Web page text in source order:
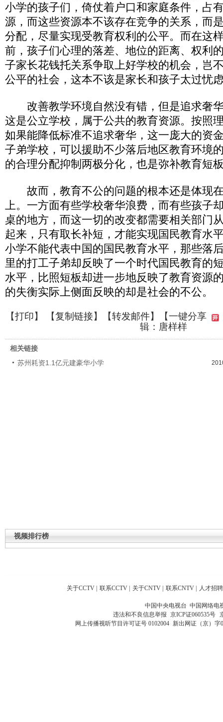
小学的孩子们，倚仗着户口和家庭条件，占
源，而这些资源本不该存在竞争的关系，而
分配，尽量实现受教育权利的公平。而在这
前，孩子们心理的落差、地位的距离、权利
子家长花钱托关系争取上好学校的机会，岂
公平的社会，这本不该是家长和孩子太过忧
改善教学环境自然没有错，但是追求奢
这是公立学校，属于公共的教育资源。按照
如果能降低标准不追求奢华，这一庞大的资
子弟学校，可以援助不少落后地区教育环境
的合理分配抑制两极分化，也是弥补教育短
故而，教育不公的问题的根本还是体现
上。一方面有些学校奢华浪费，而有些孩子
桌的地方，而这一切的改变都需要相关部门
起来，只有取长补短，才能实现国民教育水
小学不能代表中国的国民教育水平，那些落
里的打工子弟却反映了一个时代国民教育的
水平，比照短板却进一步地反映了教育资源
的失衡实际上侧面反映的却是社会的不公。
【打印】 【复制链接】【转发邮件】
【一键分享
辑：唐样样
相关链接
苏州耗资1.1亿元建豪华小学
视频排行榜
关于CCTV 联系CCTV 关于CNTV 联系CNTV 人才招聘
中国中央电视台 中国网络电
违法和不良信息举报 京ICP证060535号
网上传播视听节目许可证号 0102004 新出网证（京）